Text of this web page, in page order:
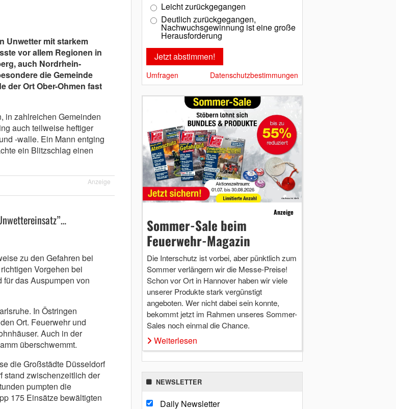
Unwetter mit starkem
vor allem Regionen in
auch Nordrhein-
die Gemeinde
der Ort Ober-Ohmen fast
in zahlreichen Gemeinden
auch teilweise heftiger
-walle. Ein Mann entging
ein Blitzschlag einen
Anzeige
zu den Gefahren bei
Vorgehen bei
das Auspumpen von
In Östringen
Ort. Feuerwehr und
Auch in der
überschwemmt.
die Großstädte Düsseldorf
stand zwischenzeitlich der
pumpten die
175 Einsätze bewältigten
Leicht zurückgegangen
Deutlich zurückgegangen,
Nachwuchsgewinnung ist eine große
Herausforderung
Umfragen Datenschutzbestimmungen
Anzeige
Sommer-Sale beim
Feuerwehr-Magazin
Die Interschutz ist vorbei, aber pünktlich zum
Sommer verlängern wir die Messe-Preise!
Schon vor Ort in Hannover haben wir viele
unserer Produkte stark vergünstigt
angeboten. Wer nicht dabei sein konnte,
bekommt jetzt im Rahmen unseres Sommer-
Sales noch einmal die Chance.
Weiterlesen
NEWSLETTER
Daily Newsletter